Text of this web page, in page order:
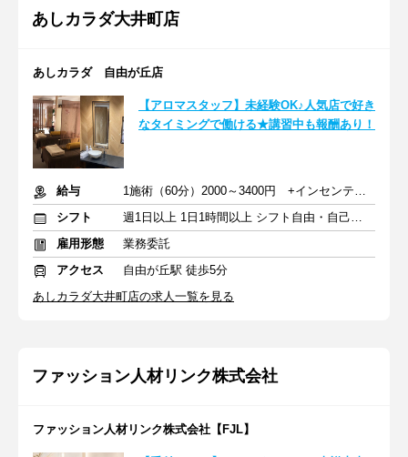
あしカラダ大井町店
あしカラダ 自由が丘店
【アロマスタッフ】未経験OK♪人気店で好き
なタイミングで働ける★講習中も報酬あり！
給与
1施術（60分）2000～3400円 +インセンティブ
シフト
週1日以上 1日1時間以上 シフト自由・自己申告
雇用形態
業務委託
アクセス
自由が丘駅 徒歩5分
あしカラダ大井町店の求人一覧を見る
ファッション人材リンク株式会社
ファッション人材リンク株式会社【FJL】